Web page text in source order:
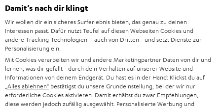
Bewertung Leistungen und Material
Sehr gutes Material, sehr leistungsstark und von guter Qualität,
attraktiver Preis, und die Person, mit der ich am Telefon
gesprochen habe,
Cyrille B.
(automatisch übersetzt *)
18.02.2026
Damit‘s nach dir klingt
Wir wollen dir ein sicheres Surferlebnis bieten, das genau zu deinen
Interessen passt. Dafür nutzt Teufel auf diesen Webseiten Cookies und
andere Tracking-Technologien – auch von Dritten - und setzt Dienste zur
Personalisierung ein.
Mit Cookies verarbeiten wir und andere Marketingpartner Daten von dir und
lernen, was dir gefällt - durch dein Verhalten auf unserer Website und
Informationen von deinem Endgerät. Du hast es in der Hand: Klickst du auf
„Alles ablehnen“ bestätigst du unsere Grundeinstellung, bei der wir nur
erforderliche Cookies aktivieren. Damit erhältst du zwar Empfehlungen,
diese werden jedoch zufällig ausgewählt. Personalisierte Werbung und